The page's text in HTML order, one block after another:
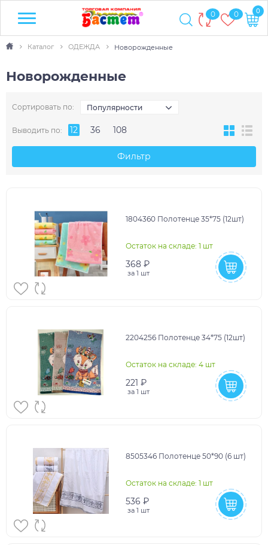
0 0 0
Каталог ОДЕЖДА Новорожденные
Новорожденные
Сортировать по: Популярности
Выводить по: 12 36 108
Фильтр
1804360 Полотенце 35*75 (12шт)
Остаток на складе: 1 шт
368 ₽
за 1 шт
2204256 Полотенце 34*75 (12шт)
Остаток на складе: 4 шт
221 ₽
за 1 шт
8505346 Полотенце 50*90 (6 шт)
Остаток на складе: 1 шт
536 ₽
за 1 шт